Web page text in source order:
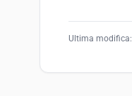
Ultima modifica: